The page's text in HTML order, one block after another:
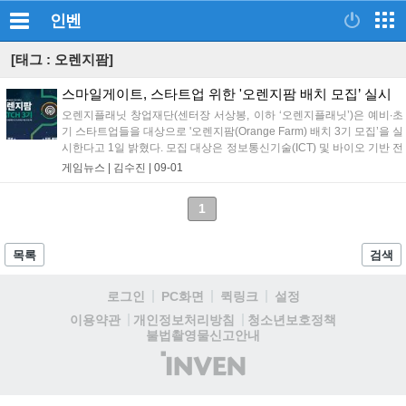
인벤
[태그 : 오렌지팜]
스마일게이트, 스타트업 위한 '오렌지팜 배치 모집’ 실시
오렌지플래닛 창업재단(센터장 서상봉, 이하 ‘오렌지플래닛’)은 예비∙초
기 스타트업들을 대상으로 '오렌지팜(Orange Farm) 배치 3기 모집’을 실
시한다고 1일 밝혔다. 모집 대상은 정보통신기술(ICT) 및 바이오 기반 전
분야의 창업을 준비하는 예비∙초기 창업팀이며, 접수는 오렌지플래닛 홈
게임뉴스 | 김수진 09-01
1
목록 검색
로그인 PC화면 퀵링크
설정
이용약관
개인정보처리방침
청소년보호정책
불법촬영물신고안내
(주)
인